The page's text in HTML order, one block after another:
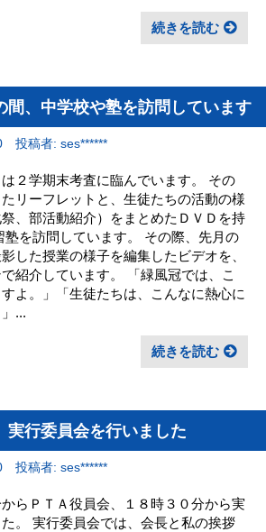
続きを読む
間、中学校や塾を訪問しています
投稿者: ses******
２学期末考査に臨んでいます。 その
リーフレットと、生徒たちの活動の様
、部活動紹介）をまとめたＤＶＤを持
塾を訪問しています。 その際、先月の
した授業の様子を編集したビデオを、
紹介しています。 「緑風冠では、こ
よ。」「生徒たちは、こんなに熱心に
...
続きを読む
実行委員会を行いました
投稿者: ses******
らＰＴＡ役員会、１８時３０分から実
。 実行委員会では、会長と私の挨拶